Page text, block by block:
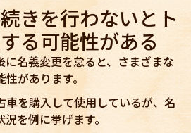
きを行わないとト
る可能性がある
に名義変更を怠ると、さまざまな
があります。
車を購入して使用しているが、名
を例に挙げます。